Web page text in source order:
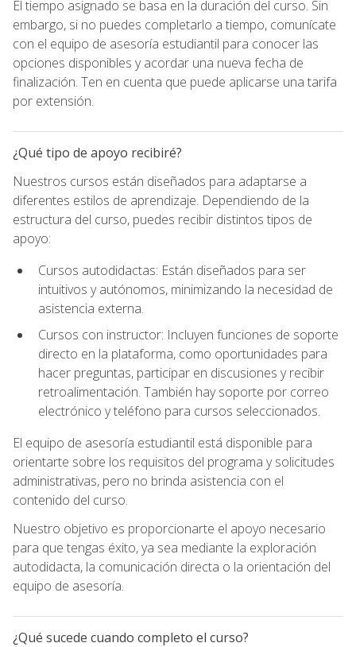
El tiempo asignado se basa en la duración del curso. Sin
embargo, si no puedes completarlo a tiempo, comunícate
con el equipo de asesoría estudiantil para conocer las
opciones disponibles y acordar una nueva fecha de
finalización. Ten en cuenta que puede aplicarse una tarifa
por extensión.
¿Qué tipo de apoyo recibiré?
Nuestros cursos están diseñados para adaptarse a
diferentes estilos de aprendizaje. Dependiendo de la
estructura del curso, puedes recibir distintos tipos de
apoyo:
Cursos autodidactas: Están diseñados para ser
intuitivos y autónomos, minimizando la necesidad de
asistencia externa.
Cursos con instructor: Incluyen funciones de soporte
directo en la plataforma, como oportunidades para
hacer preguntas, participar en discusiones y recibir
retroalimentación. También hay soporte por correo
electrónico y teléfono para cursos seleccionados.
El equipo de asesoría estudiantil está disponible para
orientarte sobre los requisitos del programa y solicitudes
administrativas, pero no brinda asistencia con el
contenido del curso.
Nuestro objetivo es proporcionarte el apoyo necesario
para que tengas éxito, ya sea mediante la exploración
autodidacta, la comunicación directa o la orientación del
equipo de asesoría.
¿Qué sucede cuando completo el curso?